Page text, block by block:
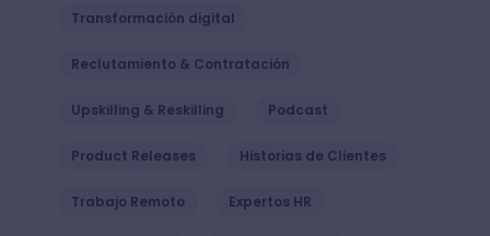
Transformación digital
Reclutamiento & Contratación
Upskilling & Reskilling Podcast
Product Releases Historias de Clientes
Trabajo Remoto Expertos HR